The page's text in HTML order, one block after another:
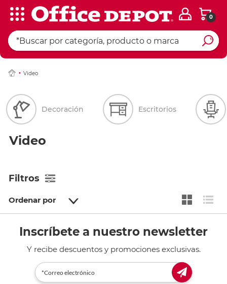
0
Video
Decoración Escritorios
Video
Filtros
Ordenar por
Inscríbete a nuestro newsletter
Y recibe descuentos y promociones exclusivas.